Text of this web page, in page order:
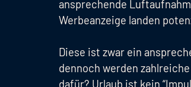
ansprechende
Werbeanzeige landen
Diese ist zwar ein
dennoch werden
dafür? Urlaub ist kein